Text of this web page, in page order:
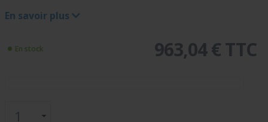
En savoir plus
En stock 963,04 € TTC